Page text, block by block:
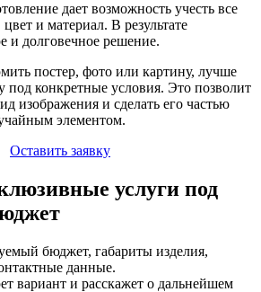
дает возможность учесть все
и материал. В результате
и долговечное решение.
постер, фото или картину, лучше
под конкретные условия. Это позволит
изображения и сделать его частью
элементом.
Оставить заявку
услуги под
бюджет, габариты изделия,
данные.
вариант и расскажет о дальнейшем